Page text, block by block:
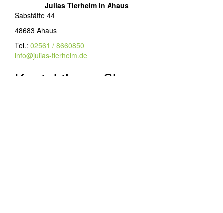
Julias Tierheim in Ahaus
Sabstätte 44
48683 Ahaus
Tel.: 02561 / 8660850
info@julias-tierheim.de
Kontaktieren Sie uns